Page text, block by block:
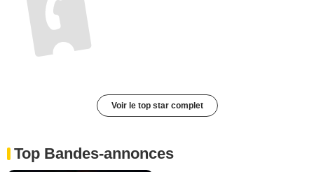
Voir le top star complet
Top Bandes-annonces